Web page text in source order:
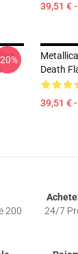
39,51 €
Death
39,51 €
200
24/7